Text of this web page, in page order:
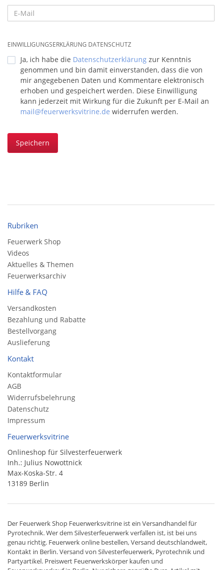
EINWILLIGUNGSERKLÄRUNG DATENSCHUTZ
Ja, ich habe die Datenschutzerklärung zur Kenntnis
genommen und bin damit einverstanden, dass die von
mir angegebenen Daten und Kommentare elektronisch
erhoben und gespeichert werden. Diese Einwilligung
kann jederzeit mit Wirkung für die Zukunft per E-Mail an
mail@feuerwerksvitrine.de widerrufen werden.
Speichern
Rubriken
Feuerwerk Shop
Videos
Aktuelles & Themen
Feuerwerksarchiv
Hilfe & FAQ
Versandkosten
Bezahlung und Rabatte
Bestellvorgang
Auslieferung
Kontakt
Kontaktformular
AGB
Widerrufsbelehrung
Datenschutz
Impressum
Feuerwerksvitrine
Onlineshop für Silvesterfeuerwerk
Inh.: Julius Nowottnick
Max-Koska-Str. 4
13189 Berlin
Der Feuerwerk Shop Feuerwerksvitrine ist ein Versandhandelfür
Pyrotechnik. Wer dem Silvesterfeuerwerk verfallen ist, ist bei uns
genau richtig. Feuerwerk online bestellen,Versand deutschlandweit,
Kontakt in Berlin. Versand von Silvesterfeuerwerk, Pyrotechnik und
Partyartikel. Preiswert Feuerwerkskörper kaufen und